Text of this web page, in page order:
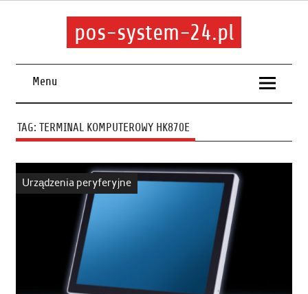
pos-system-24.pl
Menu
TAG: TERMINAL KOMPUTEROWY HK870E
Urządzenia peryferyjne